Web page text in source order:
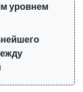
уровнем